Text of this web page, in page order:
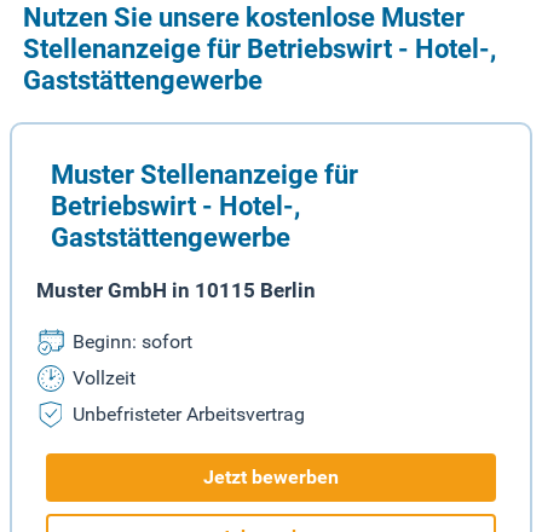
Nutzen Sie unsere kostenlose Muster
Stellenanzeige für Betriebswirt - Hotel-,
Gaststättengewerbe
Muster Stellenanzeige für
Betriebswirt - Hotel-,
Gaststättengewerbe
Muster GmbH in 10115 Berlin
Beginn: sofort
Vollzeit
Unbefristeter Arbeitsvertrag
Jetzt bewerben